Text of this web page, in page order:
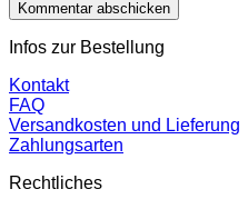
Infos zur Bestellung
Kontakt
FAQ
Versandkosten und Lieferung
Zahlungsarten
Rechtliches